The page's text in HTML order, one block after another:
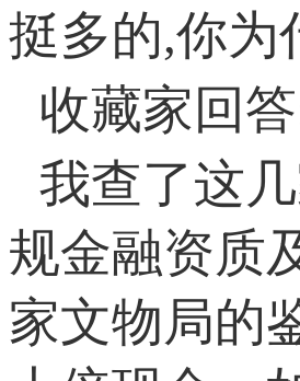
挺多的,你为
收藏家回
我查了这
规金融资质
家文物局的